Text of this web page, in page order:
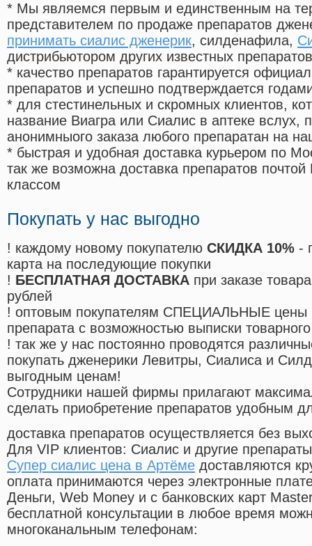
* Мы являемся первым и единственным на
представителем по продаже препаратов
принимать сиалис дженерик, силденафила,
дистрибьютором других известных препаратов
* качество препаратов гарантируется
препаратов и успешно подтверждается
* для стестинельных и скромных клиентов,
название Виагра или Сиалис в аптеке вслух,
анонимныого заказа любого препаратан на
* быстрая и удобная доставка курьером по
так же возможна доставка препаратов
классом
Покупать у нас выгодно
! каждому новому покупателю СКИДКА 10% -
карта на последующие покупки
! БЕСПЛАТНАЯ ДОСТАВКА при заказе
рублей
! оптовым покупателям СПЕЦИАЛЬНЫЕ цены
препарата с возможностью выписки
! так же у нас постоянно проводятся
покупать дженерики Левитры, Сиалиса и
выгодным ценам!
Cотрудники нашей фирмы прилагают
сделать приобретение препаратов удобным
доставка препаратов осуществляется без
Для VIP клиентов: Сиалис и другие
Супер сиалис цена в Артёме доставляются
оплата принимаются через электронные
Деньги, Web Money и с банковских карт
бесплатной консультации в любое время
многоканальным телефонам: